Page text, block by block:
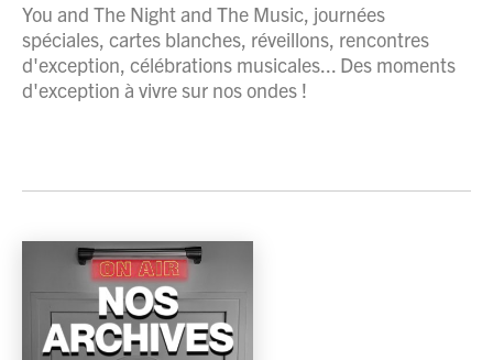
You and The Night and The Music, journées
spéciales, cartes blanches, réveillons, rencontres
d'exception, célébrations musicales... Des moments
d'exception à vivre sur nos ondes !